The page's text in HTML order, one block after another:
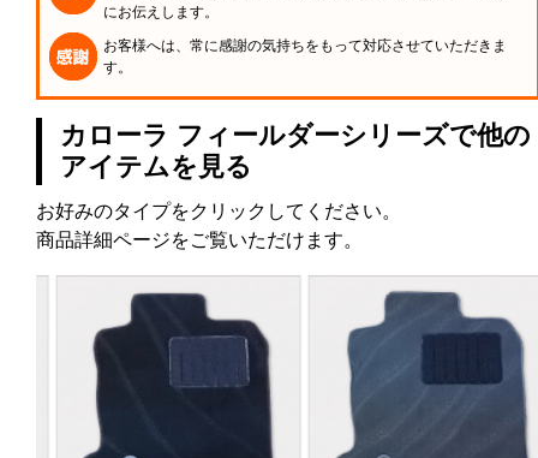
にお伝えします。
お客様へは、常に感謝の気持ちをもって対応させていただきま
す。
カローラ フィールダーシリーズで他の
アイテムを見る
お好みのタイプをクリックしてください。
商品詳細ページをご覧いただけます。